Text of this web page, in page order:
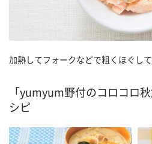
加熱してフォークなどで粗くほぐして
「yumyum野付のコロコロ
シピ